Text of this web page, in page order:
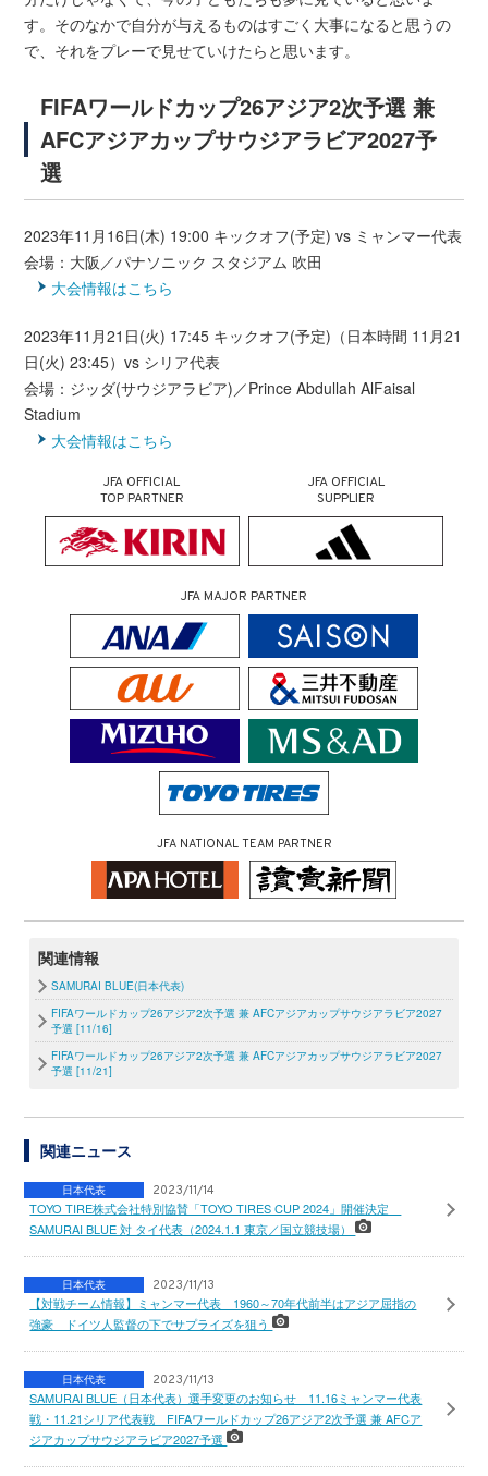
す。そのなかで自分が与えるものはすごく大事になると思うの
で、それをプレーで見せていけたらと思います。
FIFAワールドカップ26アジア2次予選 兼
AFCアジアカップサウジアラビア2027予
選
2023年11月16日(木) 19:00 キックオフ(予定) vs ミャンマー代表
会場：大阪／パナソニック スタジアム 吹田
大会情報はこちら
2023年11月21日(火) 17:45 キックオフ(予定)（日本時間 11月21
日(火) 23:45）vs シリア代表
会場：ジッダ(サウジアラビア)／Prince Abdullah AlFaisal
Stadium
大会情報はこちら
JFA OFFICIAL
TOP PARTNER
JFA OFFICIAL
SUPPLIER
JFA MAJOR PARTNER
JFA NATIONAL TEAM PARTNER
関連情報
SAMURAI BLUE(日本代表)
FIFAワールドカップ26アジア2次予選 兼 AFCアジアカップサウジアラビア2027
予選 [11/16]
FIFAワールドカップ26アジア2次予選 兼 AFCアジアカップサウジアラビア2027
予選 [11/21]
関連ニュース
日本代表 2023/11/14
TOYO TIRE株式会社特別協賛「TOYO TIRES CUP 2024」開催決定
SAMURAI BLUE 対 タイ代表（2024.1.1 東京／国立競技場）
日本代表 2023/11/13
【対戦チーム情報】ミャンマー代表 1960～70年代前半はアジア屈指の
強豪 ドイツ人監督の下でサプライズを狙う
日本代表 2023/11/13
SAMURAI BLUE（日本代表）選手変更のお知らせ 11.16ミャンマー代表
戦・11.21シリア代表戦 FIFAワールドカップ26アジア2次予選 兼 AFCア
ジアカップサウジアラビア2027予選